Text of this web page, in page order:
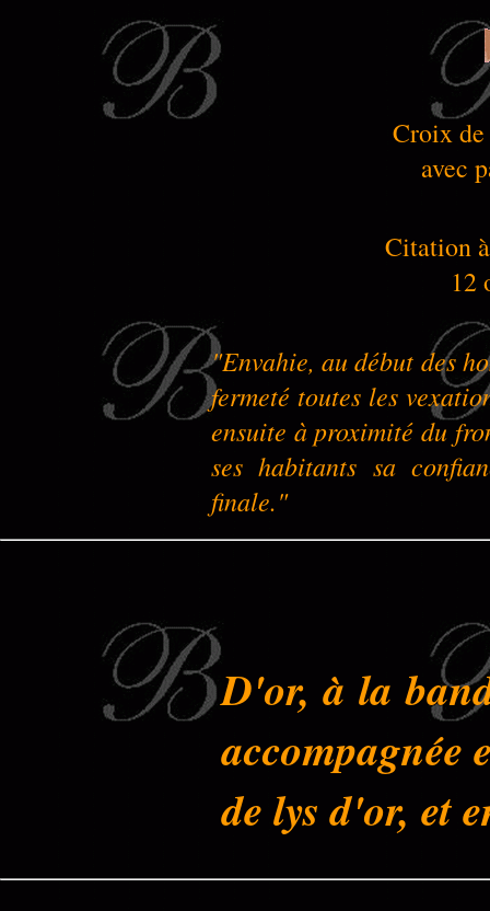
Croix
avec
Citation
12
"Envahie, au début des
fermeté toutes les
ensuite à proximité du
ses habitants sa
finale."
D'or, à la
de lys d'or, et